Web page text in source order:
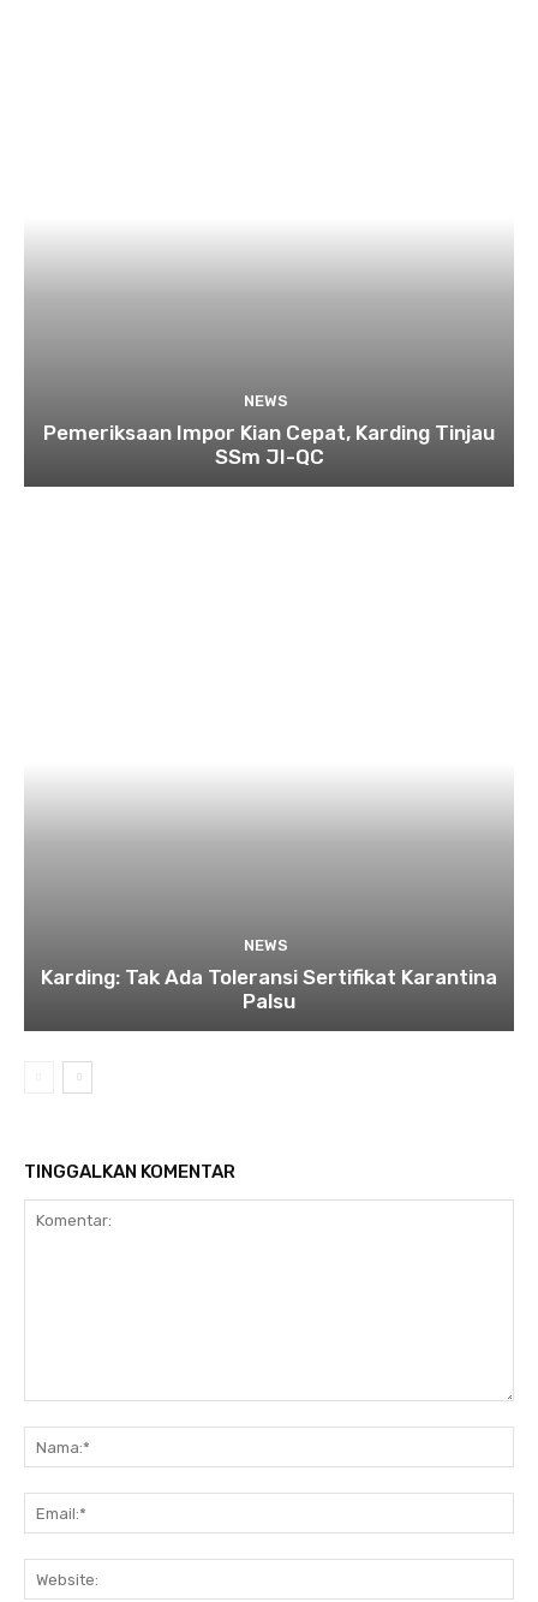
NEWS
Pemeriksaan Impor Kian Cepat, Karding Tinjau
SSm JI-QC
NEWS
Karding: Tak Ada Toleransi Sertifikat Karantina
Palsu
TINGGALKAN KOMENTAR